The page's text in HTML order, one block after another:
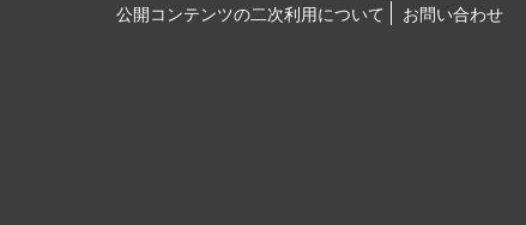
公開コンテンツの二次利用について
お問い合わせ